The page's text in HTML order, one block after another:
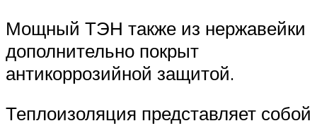
Мощный ТЭН также из нержавейки
дополнительно покрыт
антикоррозийной защитой.
Теплоизоляция представляет собой